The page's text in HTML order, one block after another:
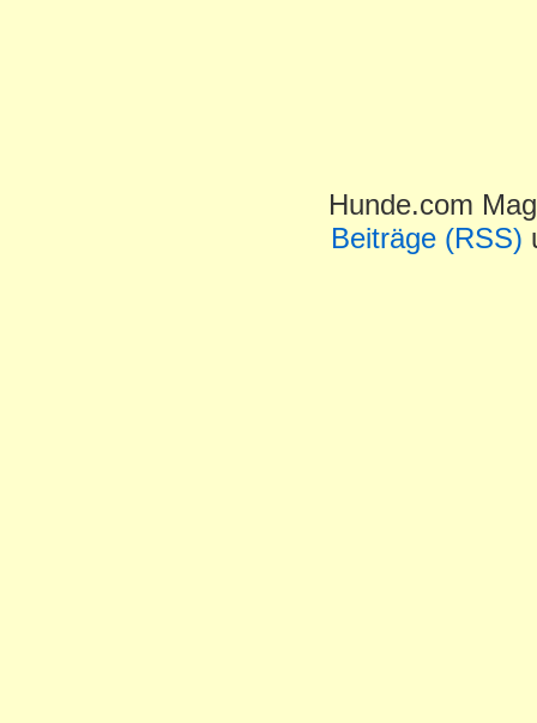
Hunde.com
Beiträge (RSS)